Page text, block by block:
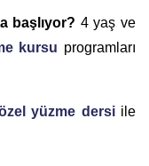
başlıyor? 4 yaş ve
kursu programları
yüzme dersiile